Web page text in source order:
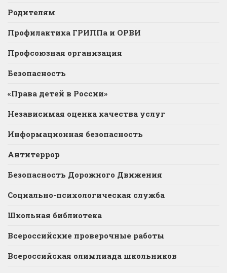
Родителям
Профилактика ГРИППа и ОРВИ
Профсоюзная организация
Безопасность
«Права детей в России»
Независимая оценка качества услуг
Информационная безопасность
Антитеррор
Безопасность Дорожного Движения
Социально-психологическая служба
Школьная библиотека
Всероссийские проверочные работы
Всероссийская олимпиада школьников